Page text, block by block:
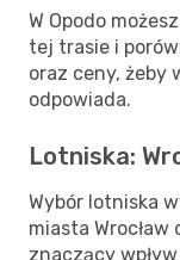
W Opodo
tej trasie i
oraz ceny, żeby
odpowiada.
Lotniska:
Wybór lotniska
miasta Wrocław
znaczący